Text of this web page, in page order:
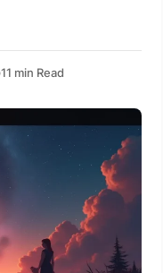
11 min Read